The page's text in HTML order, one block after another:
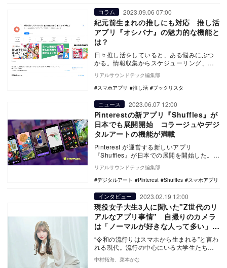
コラム 2023.09.06 07:00
紀元前生まれの推しにも対応 推し活
アプリ『オシバナ』の魅力的な機能と
は？
日々推し活をしていると、ある悩みにぶつ
かる。情報収集からスケジューリング、イ
ベントの記録といった＂管理＂に忙しくな
ってしまうのだ…
リアルサウンドテック編集部
スマホアプリ
推し活 ブックリスタ
ニュース 2023.06.07 12:00
Pinterestの新アプリ『Shuffles』が
日本でも展開開始 コラージュやデジ
タルアートの機能が満載
Pinterest が運営する新しいアプリ
『Shuffles』が日本での展開を開始した。日
本以外にも他9か国へ導入を拡大し、Pi…
リアルサウンドテック編集部
デジタルアート
Pinterest Shuffles スマホアプリ
インタビュー 2023.02.19 12:00
現役女子大生3人に聞いた"Z世代のリ
アルなアプリ事情" 自撮りのカメラ
は「ノーマルが好きな人って多い」な
ど意外な結果も
“令和の流行りはスマホから生まれる”と言わ
れる現代。流行の中心にいる大学生たちが
持つスマホのホーム画面には、一体どんな
アプリが並…
中村拓海、菜本かな